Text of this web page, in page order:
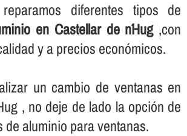
diferentes tipos de
en Castellar de n´Hug,con
y a precios económicos.
un cambio de ventanas en
, no deje de lado la opción de
de aluminio para ventanas.